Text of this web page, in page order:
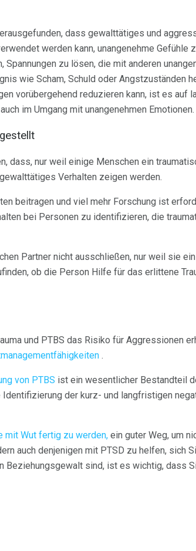
dass gewalttätiges und
werden kann, unangenehme Gefühle
zu lösen, die mit anderen
wie Scham, Schuld oder Angstzuständen
vorübergehend reduzieren kann, ist es auf
im Umgang mit unangenehmen Emotionen.
dass, nur weil einige Menschen ein
Verhalten zeigen werden.
beitragen und viel mehr Forschung ist
bei Personen zu identifizieren, die
Partner nicht ausschließen, nur weil sie
ob die Person Hilfe für das erlittene
und PTBS das Risiko für Aggressionen
.
von PTBS ist ein wesentlicher Bestandteil
Identifizierung der kurz- und langfristigen
mit Wut fertig zu werden, ein guter Weg, um
auch denjenigen mit PTSD zu helfen, sich
Beziehungsgewalt sind, ist es wichtig, dass